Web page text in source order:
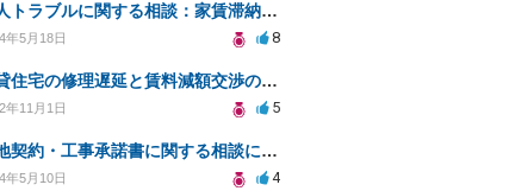
住人トラブルに関する相談：家賃滞納と退去費の支払いを拒否され、管理鍵の横領も発生
年5月18日 8
賃貸住宅の修理遅延と賃料減額交渉の法的対策
年11月1日 5
借地契約・工事承諾書に関する相談について
年5月10日 4